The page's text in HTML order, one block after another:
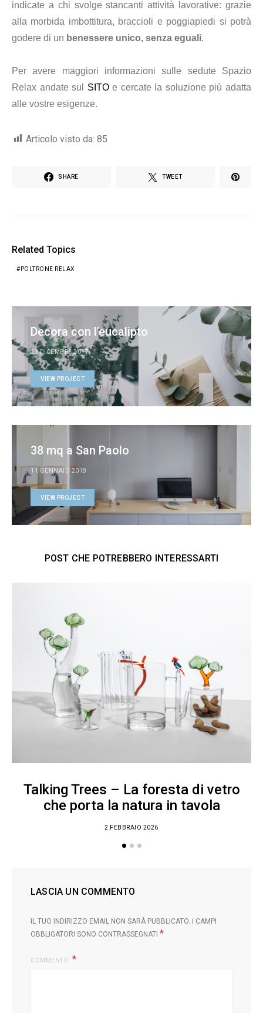
indicate a chi svolge stancanti attività lavorative: grazie
alla morbida imbottitura, braccioli e poggiapiedi si potrà
godere di un benessere unico, senza eguali.
Per avere maggiori informazioni sulle sedute Spazio
Relax andate sul SITOe cercate la soluzione più adatta
alle vostre esigenze.
Articolo visto da: 85
SHARE TWEET
Related Topics
POLTRONE RELAX
Decora con l’eucalipto
23 DICEMBRE 2017
VIEW PROJECT
38 mq a San Paolo
11 GENNAIO 2018
VIEW PROJECT
POST CHE POTREBBERO INTERESSARTI
Talking Trees – La foresta di vetro
che porta la natura in tavola
2 FEBBRAIO 2026
LASCIA UN COMMENTO
IL TUO INDIRIZZO EMAIL NON SARÀ PUBBLICATO.
I CAMPI
OBBLIGATORI SONO CONTRASSEGNATI *
COMMENTO